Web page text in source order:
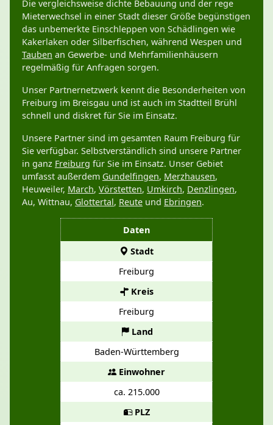
Daten
Stadt
Freiburg
Kreis
Freiburg
Land
Baden-Württemberg
Einwohner
ca. 215.000
PLZ
Die vergleichsweise dichte Bebauung und der rege
Mieterwechsel in einer Stadt dieser Größe begünstigen
das unbemerkte Einschleppen von Schädlingen wie
Kakerlaken oder Silberfischen, während Wespen und
Tauben an Gewerbe- und Mehrfamilienhäusern
regelmäßig für Anfragen sorgen.
Unser Partnernetzwerk kennt die Besonderheiten von
Freiburg im Breisgau und ist auch im Stadtteil Brühl
schnell und diskret für Sie im Einsatz.
Unsere Partner sind im gesamten Raum Freiburg für
Sie verfügbar. Selbstverständlich sind unsere Partner
in ganz Freiburg für Sie im Einsatz. Unser Gebiet
umfasst außerdem Gundelfingen, Merzhausen,
Heuweiler, March, Vörstetten, Umkirch, Denzlingen,
Au, Wittnau, Glottertal, Reute und Ebringen.